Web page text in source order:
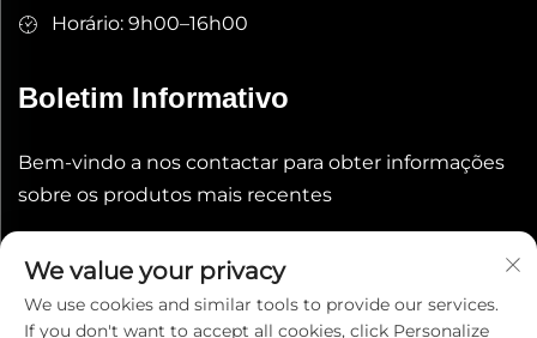
Horário: 9h00–16h00
Boletim Informativo
Bem-vindo a nos contactar para obter informações
sobre os produtos mais recentes
We value your privacy
We use cookies and similar tools to provide our services.
If you don't want to accept all cookies, click Personalize